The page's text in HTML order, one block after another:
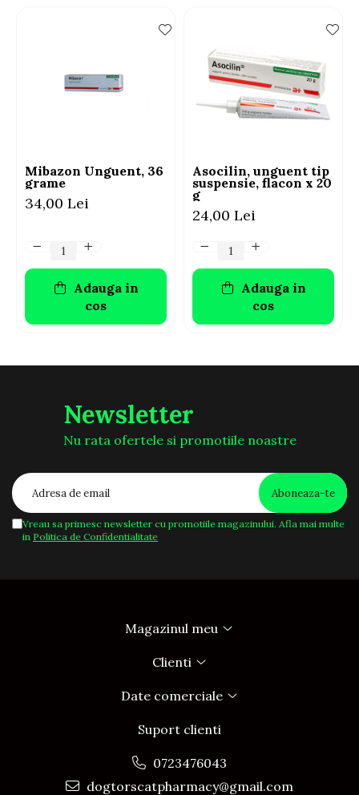
Mibazon Unguent, 36
grame
34,00 Lei
Adauga in
cos
Asocilin, unguent tip
suspensie, flacon x 20
g
24,00 Lei
Adauga in
cos
Newsletter
Nu rata ofertele si promotiile noastre
Vreau sa primesc newsletter cu promotiile magazinului. Afla mai multe
in Politica de Confidentialitate
Magazinul meu
Clienti
Date comerciale
Suport clienti
0723476043
dogtorscatpharmacy@gmail.com